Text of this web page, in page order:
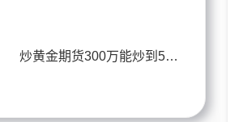
炒黄金期货300万能炒到5个亿吗